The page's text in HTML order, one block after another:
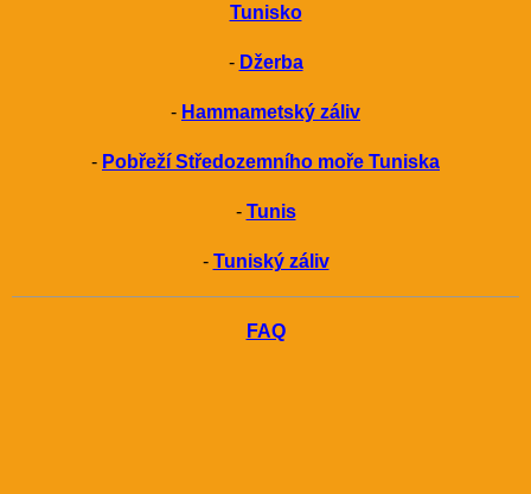
Tunisko
- Džerba
- Hammametský záliv
- Pobřeží Středozemního moře Tuniska
- Tunis
- Tuniský záliv
FAQ